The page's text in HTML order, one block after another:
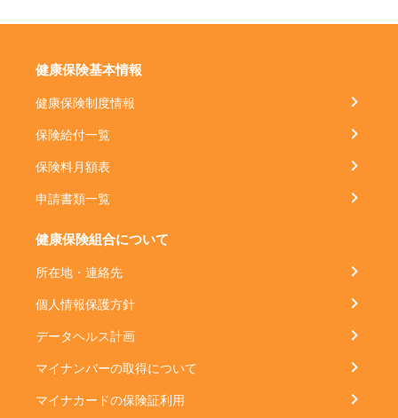
健康保険基本情報
健康保険制度情報
保険給付一覧
保険料月額表
申請書類一覧
健康保険組合について
所在地・連絡先
個人情報保護方針
データヘルス計画
マイナンバーの取得について
マイナカードの保険証利用